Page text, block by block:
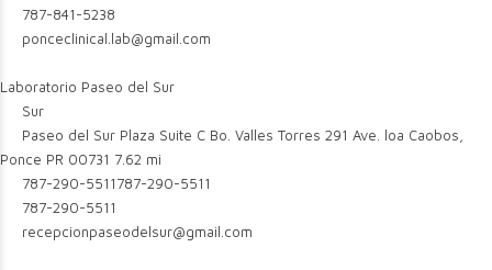
787-841-5238
ponceclinical.lab@gmail.com
Laboratorio Paseo del Sur
Sur
Paseo del Sur Plaza Suite C Bo. Valles Torres 291 Ave. loa Caobos,
Ponce PR 00731 7.62 mi
787-290-5511787-290-5511
787-290-5511
recepcionpaseodelsur@gmail.com